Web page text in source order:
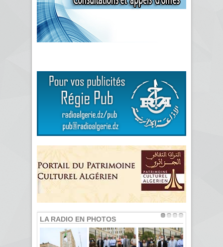
LA RADIO EN PHOTOS